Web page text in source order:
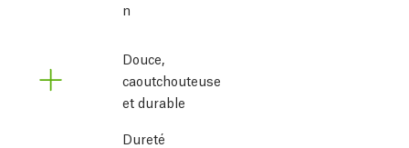
n
Douce,
caoutchouteuse
et durable
Dureté